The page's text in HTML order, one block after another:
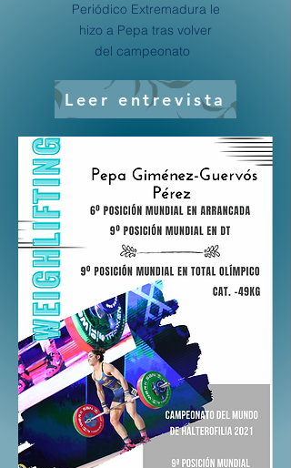
Periódico Extremadurale
hizo a Pepa tras volver
del campeonato
Leer entrevista